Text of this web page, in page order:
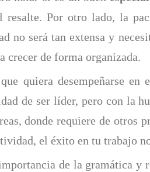
resalte. Por otro lado, la
no será tan extensa y
crecer de forma organizada.
quiera desempeñarse en
de ser líder, pero con la
donde requiere de otros
el éxito en tu trabajo
de la gramática y